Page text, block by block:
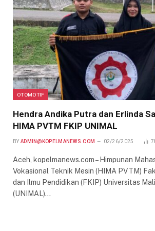
OTOMOTIF
Hendra Andika Putra dan Erlinda
HIMA PVTM FKIP UNIMAL
BY ADMIN@KOPELMANEWS.COM 02/26/2025
Aceh, kopelmanews.com – Himpunan
Vokasional Teknik Mesin (HIMA PVTM)
dan Ilmu Pendidikan (FKIP) Universitas
(UNIMAL)…